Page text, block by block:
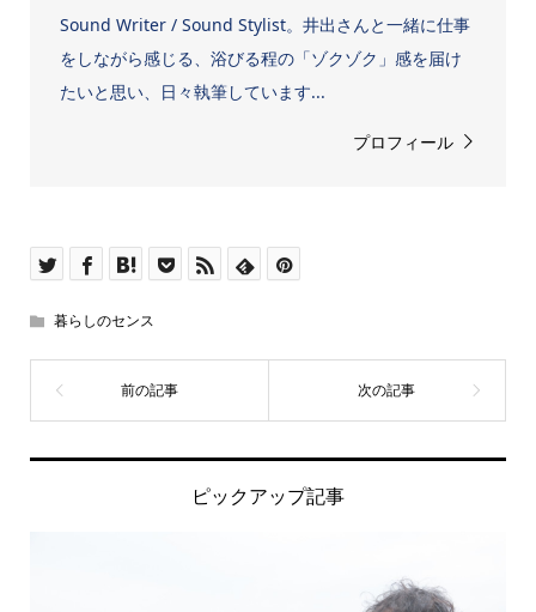
Sound Writer / Sound Stylist。井出さんと一緒に仕事
をしながら感じる、浴びる程の「ゾクゾク」感を届け
たいと思い、日々執筆しています...
プロフィール
暮らしのセンス
ピックアップ記事